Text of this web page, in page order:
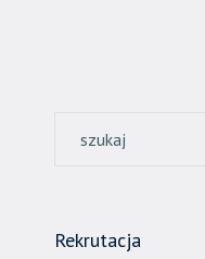
Rekrutacja